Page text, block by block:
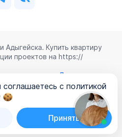
Адыгейска. Купить квартиру
проектов на https://
согласие с
Лицензионным
и
данных
с политикой
Принять